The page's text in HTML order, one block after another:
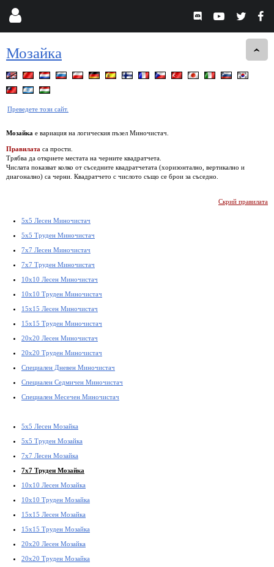
Мозайка
Преведете този сайт.
Мозайка е вариация на логическия пъзел Миночистач.
Правилата са прости.
Трябва да откриете местата на черните квадратчета.
Числата показват колко от съседните квадратчетата (хоризонтално, вертикално и
диагонално) са черни. Квадратчето с числото също се брои за съседно.
Скрий правилата
5x5 Лесен Миночистач
5x5 Труден Миночистач
7x7 Лесен Миночистач
7x7 Труден Миночистач
10x10 Лесен Миночистач
10x10 Труден Миночистач
15x15 Лесен Миночистач
15x15 Труден Миночистач
20x20 Лесен Миночистач
20x20 Труден Миночистач
Специален Дневен Миночистач
Специален Седмичен Миночистач
Специален Месечен Миночистач
5x5 Лесен Мозайка
5x5 Труден Мозайка
7x7 Лесен Мозайка
7x7 Труден Мозайка
10x10 Лесен Мозайка
10x10 Труден Мозайка
15x15 Лесен Мозайка
15x15 Труден Мозайка
20x20 Лесен Мозайка
20x20 Труден Мозайка